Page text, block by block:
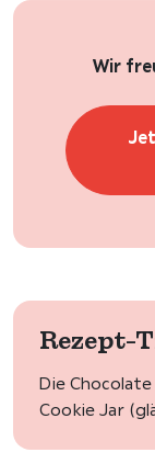
Wir
Rezept-
Die
Cookie Jar